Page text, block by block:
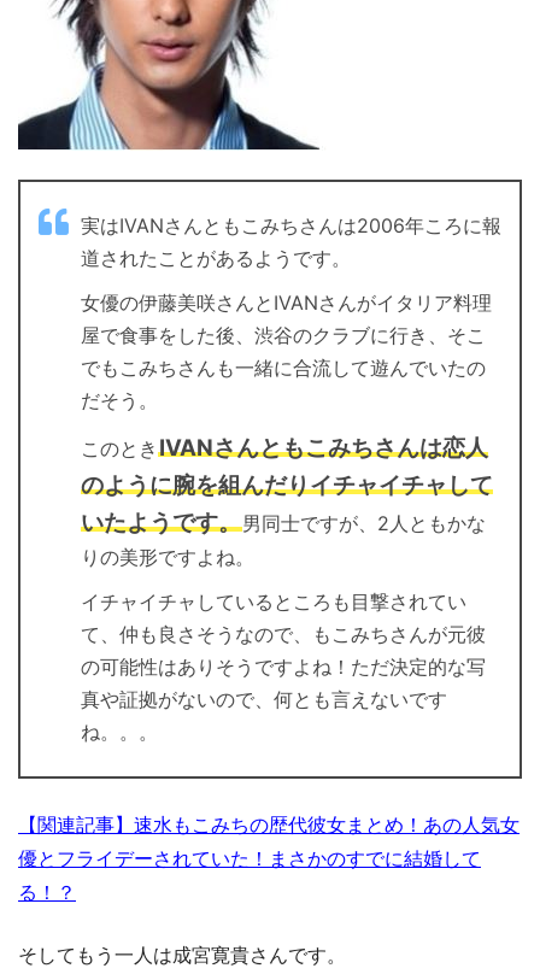
実はIVANさんともこみちさんは2006年ころに報
道されたことがあるようです。
女優の伊藤美咲さんとIVANさんがイタリア料理
屋で食事をした後、渋谷のクラブに行き、そこ
でもこみちさんも一緒に合流して遊んでいたの
だそう。
このとき IVANさんともこみちさんは恋人
のように腕を組んだりイチャイチャして
いたようです。男同士ですが、2人ともかな
りの美形ですよね。
イチャイチャしているところも目撃されてい
て、仲も良さそうなので、もこみちさんが元彼
の可能性はありそうですよね！ただ決定的な写
真や証拠がないので、何とも言えないです
ね。。。
【関連記事】速水もこみちの歴代彼女まとめ！あの人気女
優とフライデーされていた！まさかのすでに結婚して
る！？
そしてもう一人は成宮寛貴さんです。